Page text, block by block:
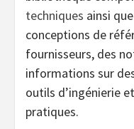
techniques ainsi
conceptions de
fournisseurs, des
informations sur
outils d’ingénierie
pratiques.